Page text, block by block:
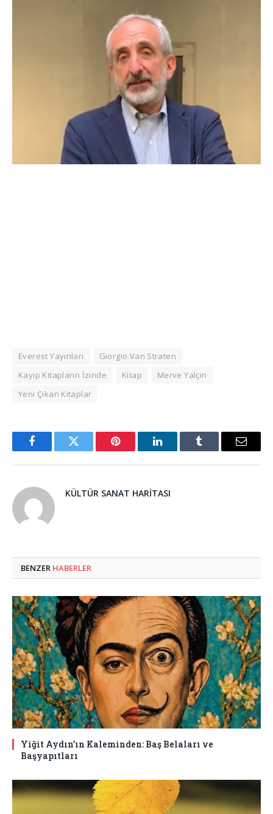
Everest Yayınları
Giorgio Van Straten
Kayıp Kitapların İzinde
Kitap
Merve Yalçın
Yeni Çıkan Kitaplar
FacebookTwitter Pinterest LinkedInTumblr Email
KÜLTÜR SANAT HARITASI
BENZER HABERLER
Yiğit Aydın’ın Kaleminden: Baş Belaları ve
Başyapıtları